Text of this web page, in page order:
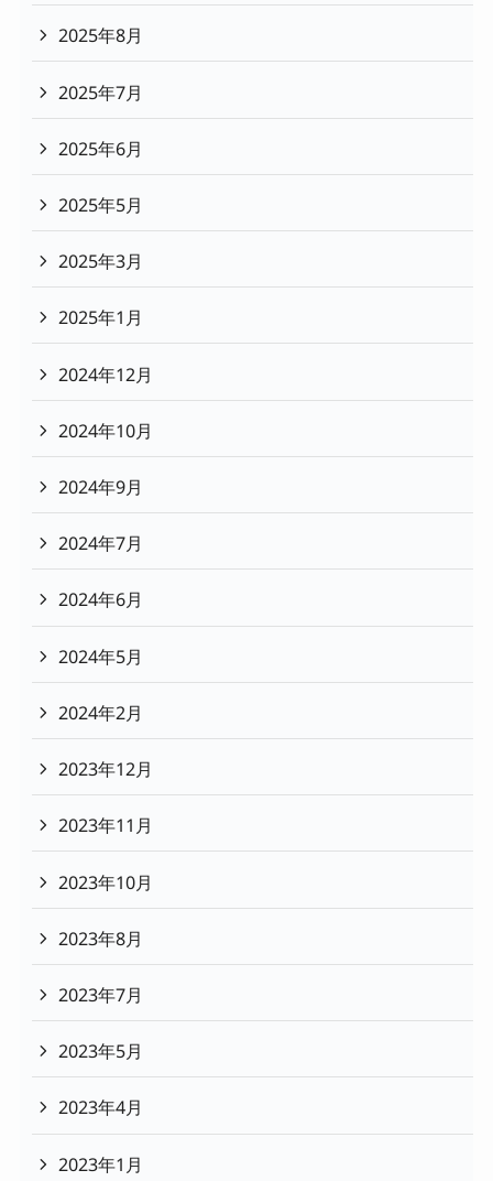
2025年8月
2025年7月
2025年6月
2025年5月
2025年3月
2025年1月
2024年12月
2024年10月
2024年9月
2024年7月
2024年6月
2024年5月
2024年2月
2023年12月
2023年11月
2023年10月
2023年8月
2023年7月
2023年5月
2023年4月
2023年1月